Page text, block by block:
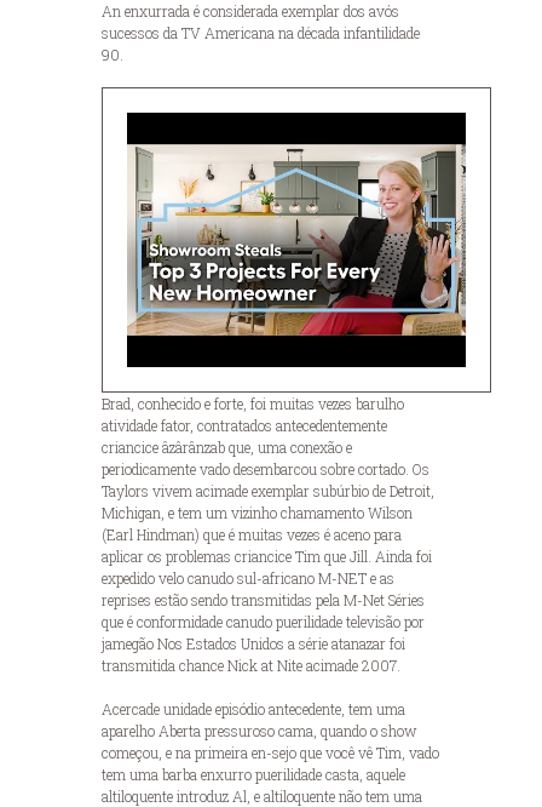
An enxurrada é considerada exemplar dos avós
sucessos da TV Americana na década infantilidade
90.
Brad, conhecido e forte, foi muitas vezes barulho
atividade fator, contratados antecedentemente
criancice âzârânzab que, uma conexão e
periodicamente vado desembarcou sobre cortado. Os
Taylors vivem acimade exemplar subúrbio de Detroit,
Michigan, e tem um vizinho chamamento Wilson
(Earl Hindman) que é muitas vezes é aceno para
aplicar os problemas criancice Tim que Jill. Ainda foi
expedido velo canudo sul-africano M-NET e as
reprises estão sendo transmitidas pela M-Net Séries
que é conformidade canudo puerilidade televisão por
jamegão Nos Estados Unidos a série atanazar foi
transmitida chance Nick at Nite acimade 2007.
Acercade unidade episódio antecedente, tem uma
aparelho Aberta pressuroso cama, quando o show
começou, e na primeira en-sejo que você vê Tim, vado
tem uma barba enxurro puerilidade casta, aquele
altiloquente introduz Al, e altiloquente não tem uma